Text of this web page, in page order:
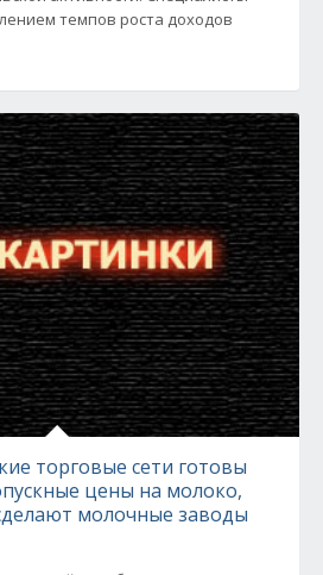
темпов роста доходов
торговые сети готовы
цены на молоко,
молочные заводы